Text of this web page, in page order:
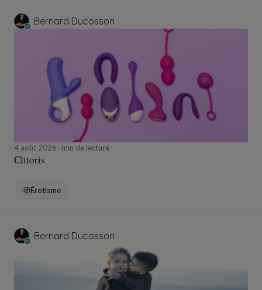
Bernard Ducosson
4 août 2026 min de lecture
Clitoris
Érotisme
Bernard Ducosson